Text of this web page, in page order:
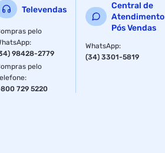
Televendas
pelo
:
98428-2779
pelo
:
729 5220
Central de
Atendimento
Pós Vendas
WhatsApp:
(34) 3301-5819